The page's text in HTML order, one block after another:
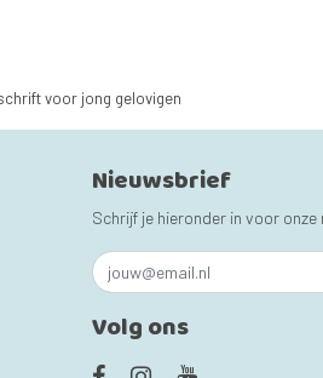
voor jong gelovigen
Nieuwsbrief
Schrijf je hieronder in voor onze
Volg ons